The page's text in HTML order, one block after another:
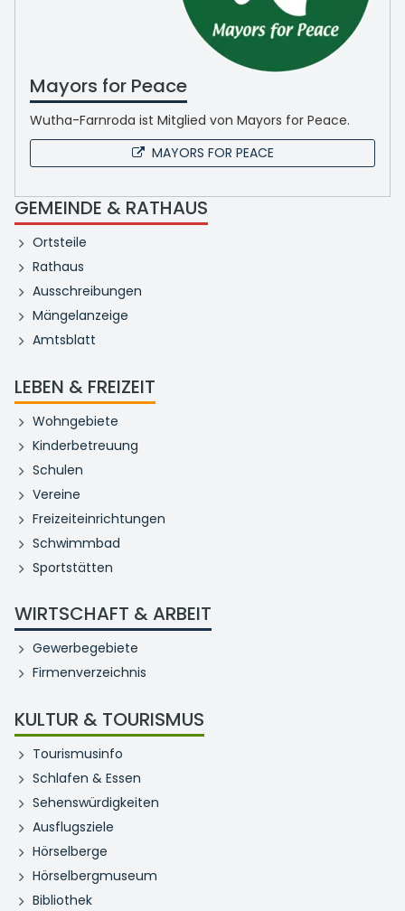
Mayors for Peace
Wutha-Farnroda ist Mitglied von Mayors for Peace.
MAYORS FOR PEACE
GEMEINDE & RATHAUS
Ortsteile
Rathaus
Ausschreibungen
Mängelanzeige
Amtsblatt
LEBEN & FREIZEIT
Wohngebiete
Kinderbetreuung
Schulen
Vereine
Freizeiteinrichtungen
Schwimmbad
Sportstätten
WIRTSCHAFT & ARBEIT
Gewerbegebiete
Firmenverzeichnis
KULTUR & TOURISMUS
Tourismusinfo
Schlafen & Essen
Sehenswürdigkeiten
Ausflugsziele
Hörselberge
Hörselbergmuseum
Bibliothek